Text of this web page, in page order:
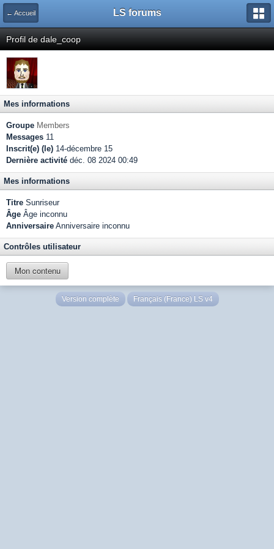
← Accueil LS forums
Profil de dale_coop
Mes informations
Groupe Members
Messages 11
Inscrit(e) (le) 14-décembre 15
Dernière activité déc. 08 2024 00:49
Mes informations
Titre Sunriseur
Âge Âge inconnu
Anniversaire Anniversaire inconnu
Contrôles utilisateur
Mon contenu
Version complète Français (France) LS v4